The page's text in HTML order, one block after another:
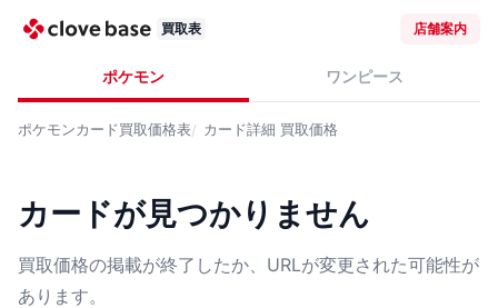
買取表 店舗案内
ポケモン ワンピース
ポケモンカード買取価格表 カード詳細 買取価格
カードが見つかりません
買取価格の掲載が終了したか、URLが変更された可能性が
あります。